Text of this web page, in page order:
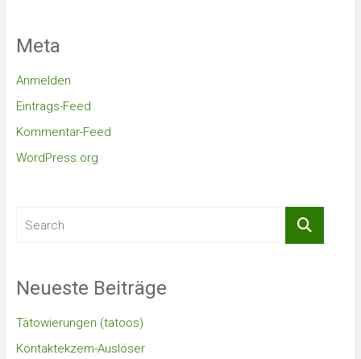
Meta
Anmelden
Eintrags-Feed
Kommentar-Feed
WordPress.org
Neueste Beiträge
Tätowierungen (tatoos)
Kontaktekzem-Auslöser